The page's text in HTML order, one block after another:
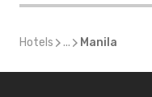
Hotels ... Manila